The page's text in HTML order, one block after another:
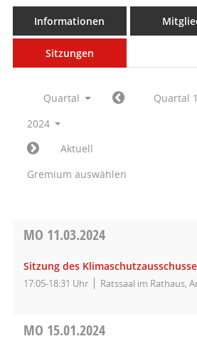
Informationen
Sitzungen
Quartal
Quartal 1
2024
Aktuell
Gremium auswählen
MO 11.03.2024
Sitzung des
17:05-18:31 Uhr Ratssaal im Rathaus,
MO 15.01.2024